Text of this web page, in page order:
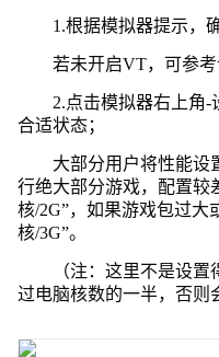
1.根据模拟器提示，
若未开启VT，可参
2.点击模拟器右上角
合适状态；
大部分用户将性能设
行绝大部分游戏，配置较
核/2G”，如果游戏包过大
核/3G”。
（注：这里不是设
过电脑核数的一半，否则